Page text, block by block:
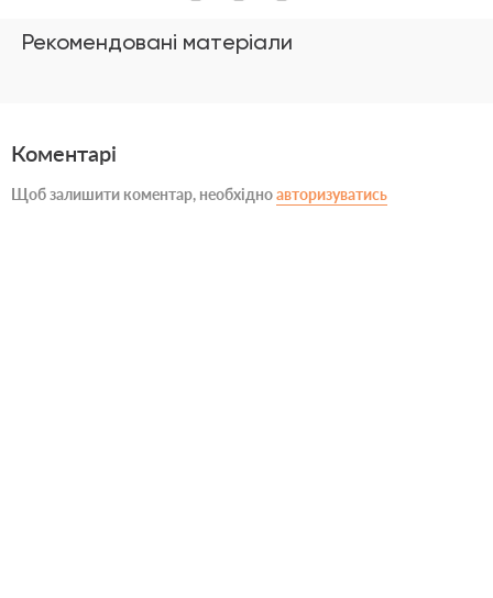
Рекомендовані матеріали
Коментарі
Щоб залишити коментар, необхідноавторизуватись